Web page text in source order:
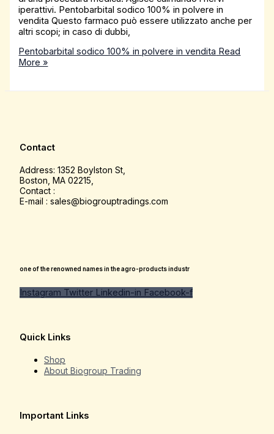
iperattivi. Pentobarbital sodico 100% in polvere in
vendita Questo farmaco può essere utilizzato anche per
altri scopi; in caso di dubbi,
Pentobarbital sodico 100% in polvere in vendita Read
More »
Contact
Address: 1352 Boylston St,
Boston, MA 02215,
Contact :
E-mail : sales@biogrouptradings.com
one of the renowned names in the agro-products industr
Instagram Twitter Linkedin-in Facebook-f
Quick Links
Shop
About Biogroup Trading
Important Links